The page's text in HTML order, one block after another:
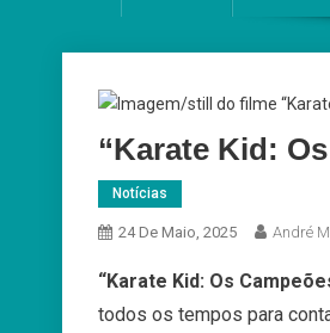
“Karate Kid:
Notícias
24 De Maio, 2025 André
“Karate Kid: Os
todos os tempos para